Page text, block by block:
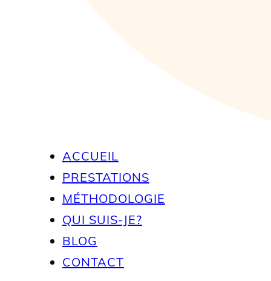
ACCUEIL
PRESTATIONS
MÉTHODOLOGIE
QUI SUIS-JE?
BLOG
CONTACT